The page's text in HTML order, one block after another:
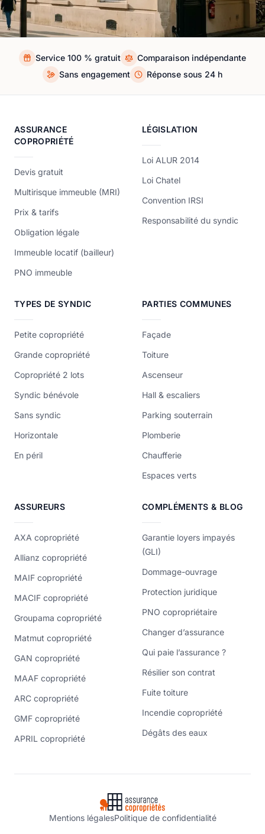
Service 100 % gratuit
Comparaison indépendante
Sans engagement
Réponse sous 24 h
ASSURANCE
COPROPRIÉTÉ
Devis gratuit
Multirisque immeuble (MRI)
Prix & tarifs
Obligation légale
Immeuble locatif (bailleur)
PNO immeuble
LÉGISLATION
Loi ALUR 2014
Loi Chatel
Convention IRSI
Responsabilité du syndic
TYPES DE SYNDIC
Petite copropriété
Grande copropriété
Copropriété 2 lots
Syndic bénévole
Sans syndic
Horizontale
En péril
PARTIES COMMUNES
Façade
Toiture
Ascenseur
Hall & escaliers
Parking souterrain
Plomberie
Chaufferie
Espaces verts
ASSUREURS
AXA copropriété
Allianz copropriété
MAIF copropriété
MACIF copropriété
Groupama copropriété
Matmut copropriété
GAN copropriété
MAAF copropriété
ARC copropriété
GMF copropriété
APRIL copropriété
COMPLÉMENTS & BLOG
Garantie loyers impayés
(GLI)
Dommage-ouvrage
Protection juridique
PNO copropriétaire
Changer d’assurance
Qui paie l’assurance ?
Résilier son contrat
Fuite toiture
Incendie copropriété
Dégâts des eaux
Mentions légalesPolitique de confidentialité